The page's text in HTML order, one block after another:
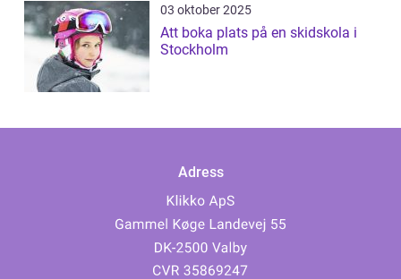
03 oktober 2025
Att boka plats på en skidskola i
Stockholm
Adress